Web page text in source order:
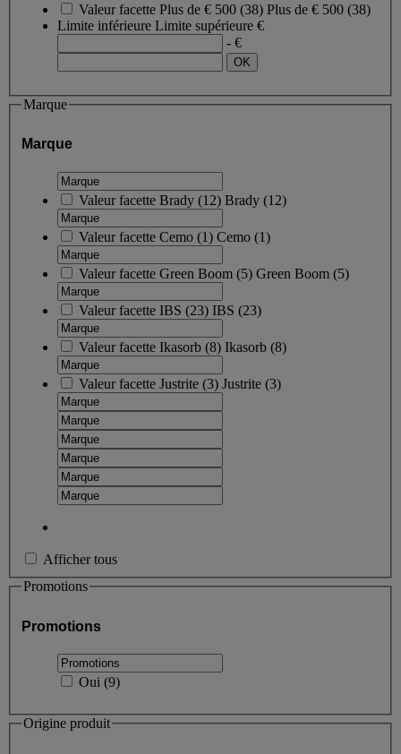
Valeur facette Plus de € 500 (38) Plus de € 500 (38)
Limite inférieure Limite supérieure €
- €
Marque
Marque
Valeur facette Brady (12) Brady (12)
Valeur facette Cemo (1) Cemo (1)
Valeur facette Green Boom (5) Green Boom (5)
Valeur facette IBS (23) IBS (23)
Valeur facette Ikasorb (8) Ikasorb (8)
Valeur facette Justrite (3) Justrite (3)
Afficher tous
Promotions
Promotions
Oui (9)
Origine produit